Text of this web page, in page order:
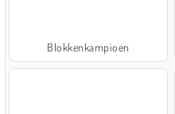
Blokkenkampioen